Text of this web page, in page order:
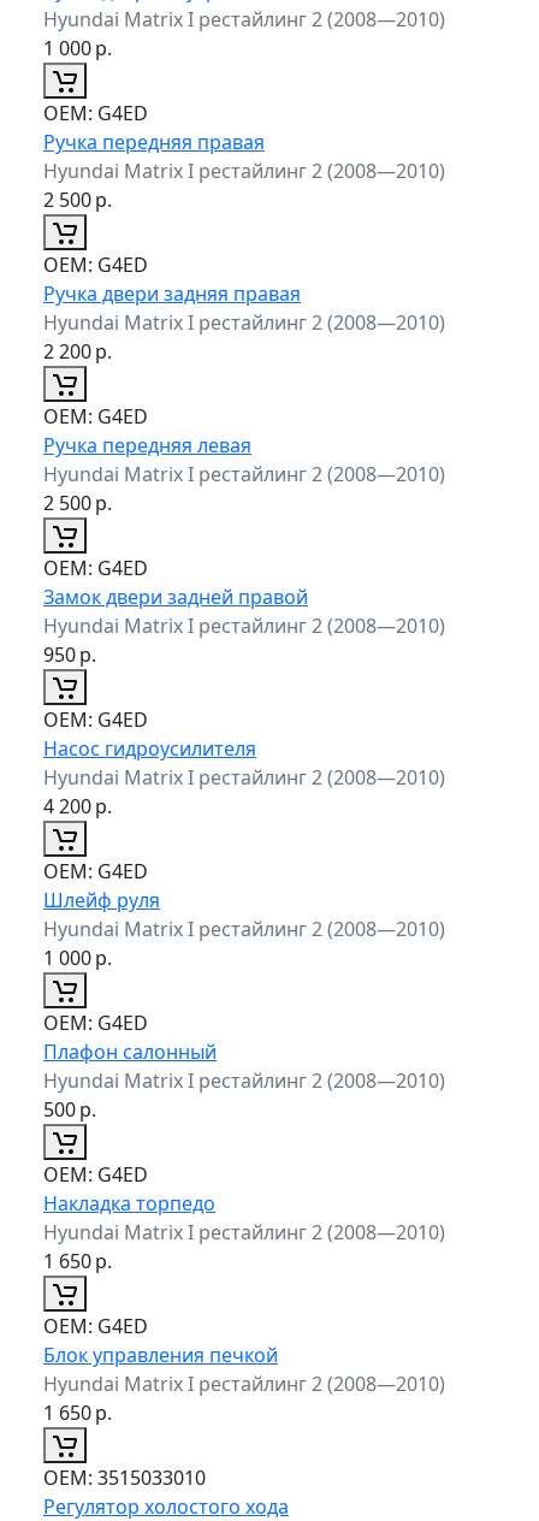
Hyundai Matrix I рестайлинг 2 (2008—2010)
1 000р.
ОЕМ: G4ED
Ручка передняя правая
Hyundai Matrix I рестайлинг 2 (2008—2010)
2 500р.
ОЕМ: G4ED
Ручка двери задняя правая
Hyundai Matrix I рестайлинг 2 (2008—2010)
2 200р.
ОЕМ: G4ED
Ручка передняя левая
Hyundai Matrix I рестайлинг 2 (2008—2010)
2 500р.
ОЕМ: G4ED
Замок двери задней правой
Hyundai Matrix I рестайлинг 2 (2008—2010)
950р.
ОЕМ: G4ED
Насос гидроусилителя
Hyundai Matrix I рестайлинг 2 (2008—2010)
4 200р.
ОЕМ: G4ED
Шлейф руля
Hyundai Matrix I рестайлинг 2 (2008—2010)
1 000р.
ОЕМ: G4ED
Плафон салонный
Hyundai Matrix I рестайлинг 2 (2008—2010)
500р.
ОЕМ: G4ED
Накладка торпедо
Hyundai Matrix I рестайлинг 2 (2008—2010)
1 650р.
ОЕМ: G4ED
Блок управления печкой
Hyundai Matrix I рестайлинг 2 (2008—2010)
1 650р.
ОЕМ: 3515033010
Регулятор холостого хода